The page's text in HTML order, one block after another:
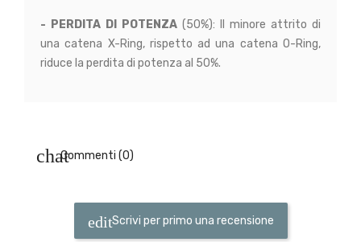
- PERDITA DI POTENZA (50%): Il minore attrito di
una catena X-Ring, rispetto ad una catena O-Ring,
riduce la perdita di potenza al 50%.
Commenti (0)
Scrivi per primo una recensione